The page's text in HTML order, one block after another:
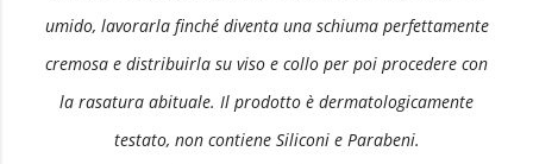
umido, lavorarla finché diventa una schiuma perfettamente
cremosa e distribuirla su viso e collo per poi procedere con
la rasatura abituale. Il prodotto è dermatologicamente
testato, non contiene Siliconi e Parabeni.